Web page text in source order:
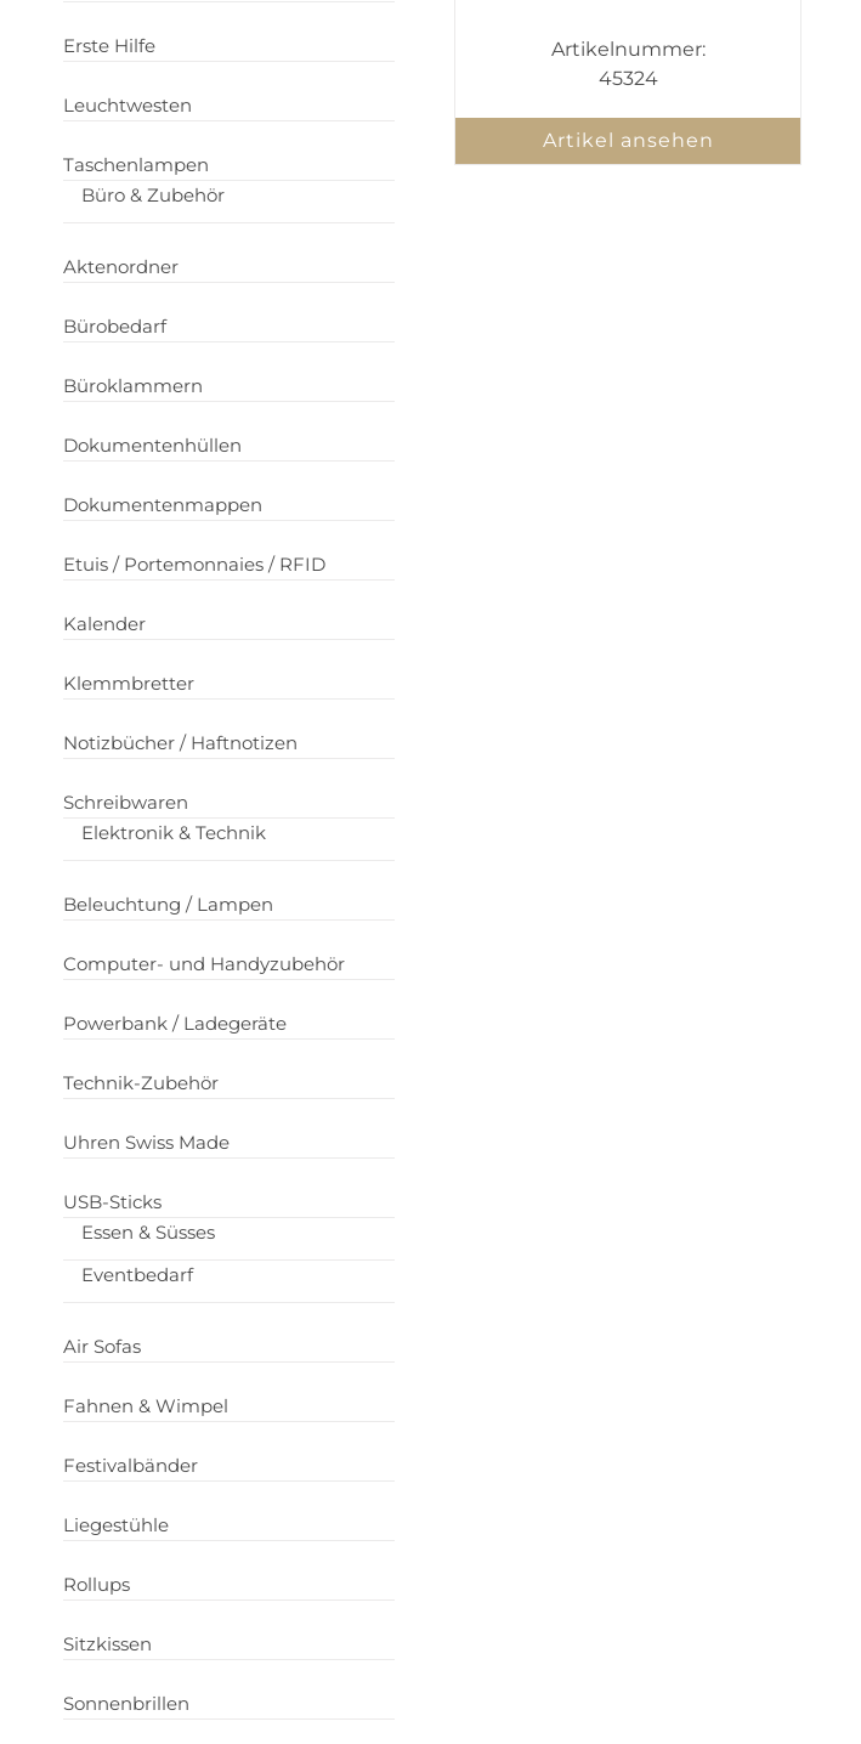
Erste Hilfe
Leuchtwesten
Taschenlampen
Büro & Zubehör
Aktenordner
Bürobedarf
Büroklammern
Dokumentenhüllen
Dokumentenmappen
Etuis / Portemonnaies / RFID
Kalender
Klemmbretter
Notizbücher / Haftnotizen
Schreibwaren
Elektronik & Technik
Beleuchtung / Lampen
Computer- und Handyzubehör
Powerbank / Ladegeräte
Technik-Zubehör
Uhren Swiss Made
USB-Sticks
Essen & Süsses
Eventbedarf
Air Sofas
Fahnen & Wimpel
Festivalbänder
Liegestühle
Rollups
Sitzkissen
Sonnenbrillen
Artikelnummer:
45324
Artikel ansehen